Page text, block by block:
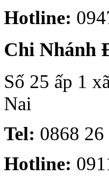
Hotline:
Chi Nhánh
Số 25 ấp 1
Nai
Tel: 0868 26
Hotline: